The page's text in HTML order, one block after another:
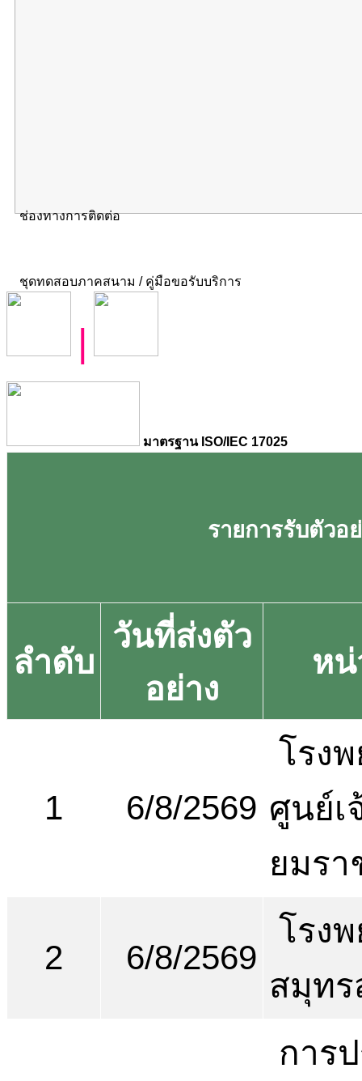
ช่องทางการติดต่อ
ชุดทดสอบภาคสนาม / คู่มือขอรับบริการ
มาตรฐาน ISO/IEC 17025
รายการรับตัวอ
ลำดับ
วันที่ส่งตัว
อย่าง
หน่
1 6/8/2569
โรง
ศูนย์เ
ยมรา
2 6/8/2569
โรง
สมุทร
การ